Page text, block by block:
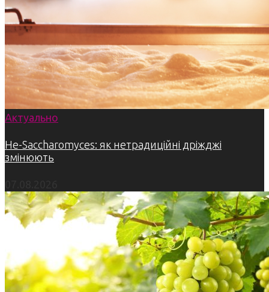
Актуально
Не-Saccharomyces: як нетрадиційні дріжджі
змінюють